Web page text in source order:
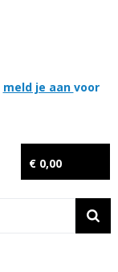
meld je aan voor
€ 0,00